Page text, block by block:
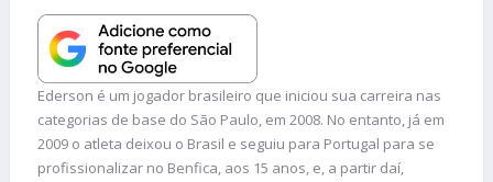
Ederson é um jogador brasileiro que iniciou sua carreira nas
categorias de base do São Paulo, em 2008. No entanto, já em
2009 o atleta deixou o Brasil e seguiu para Portugal para se
profissionalizar no Benfica, aos 15 anos, e, a partir daí,